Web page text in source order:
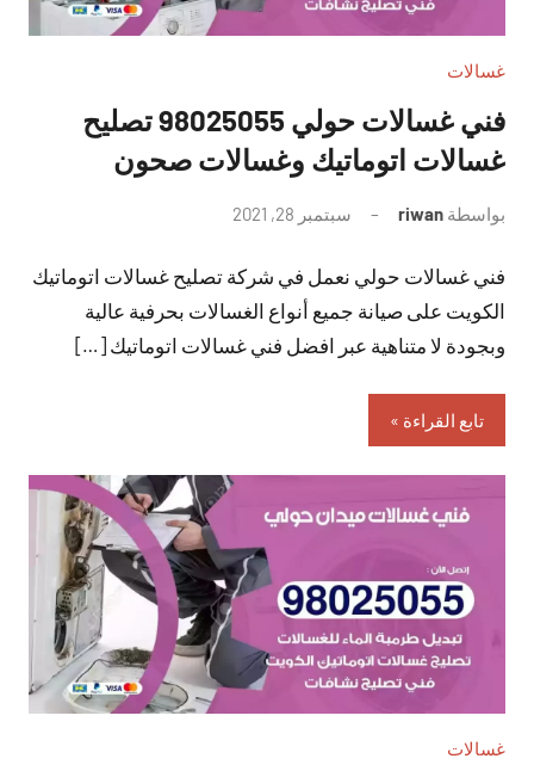
غسالات
فني غسالات حولي 98025055 تصليح
غسالات اتوماتيك وغسالات صحون
بواسطة riwan سبتمبر 28, 2021
تعليقات
فني غسالات حولي نعمل في شركة تصليح غسالات اتوماتيك
الكويت على صيانة جميع أنواع الغسالات بحرفية عالية
وبجودة لا متناهية عبر افضل فني غسالات اتوماتيك […]
تابع القراءة
غسالات